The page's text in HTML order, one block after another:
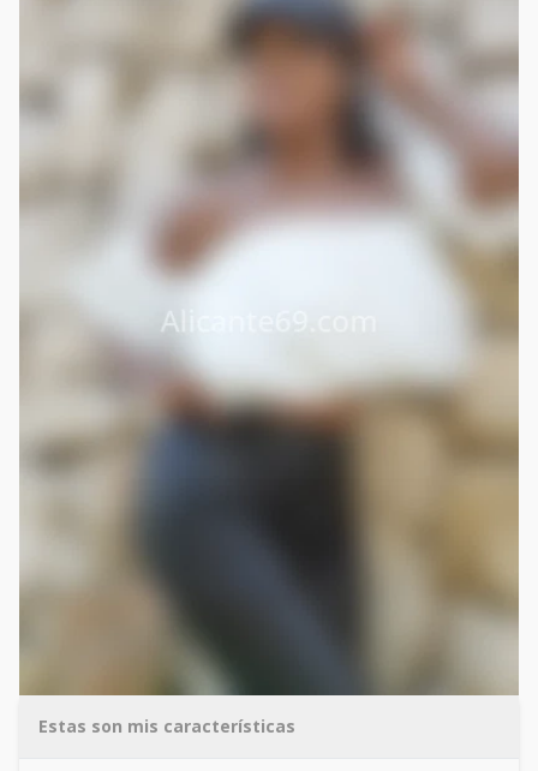
Estas son mis características